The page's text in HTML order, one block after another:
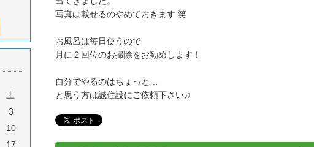
写真は載せるのやめておきます 笑
お風呂は毎日使うので
月に２回位のお掃除をお勧めします！
自分でやるのはちょっと…
と思う方は誠住設にご依頼下さい♫
土
3
10
17